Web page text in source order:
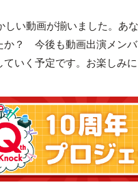
しい動画が揃いました。あ
か？ 今後も動画出演メン
いく予定です。お楽しみに